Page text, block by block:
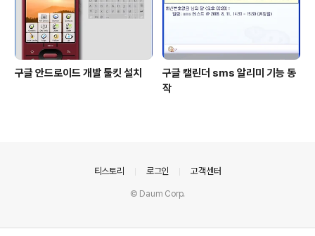
구글 안드로이드 개발 툴킷 설치
구글 캘린더 sms 알리미 기능 동
작
티스토리 로그인 고객센터
© Daum Corp.